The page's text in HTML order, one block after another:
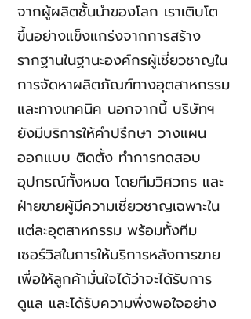
จากผู้ผลิตชั้นนำของโลก เราเติบโต
ขึ้นอย่างแข็งแกร่งจากการสร้าง
รากฐานในฐานะองค์กรผู้เชี่ยวชาญใน
การจัดหาผลิตภัณฑ์ทางอุตสาหกรรม
และทางเทคนิค นอกจากนี้ บริษัทฯ
ยังมีบริการให้คำปรึกษา วางแผน
ออกแบบ ติดตั้ง ทำการทดสอบ
อุปกรณ์ทั้งหมด โดยทีมวิศวกร และ
ฝ่ายขายผู้มีความเชี่ยวชาญเฉพาะใน
แต่ละอุตสาหกรรม พร้อมทั้งทีม
เซอร์วิสในการให้บริการหลังการขาย
เพื่อให้ลูกค้ามั่นใจได้ว่าจะได้รับการ
ดูแล และได้รับความพึ่งพอใจอย่าง